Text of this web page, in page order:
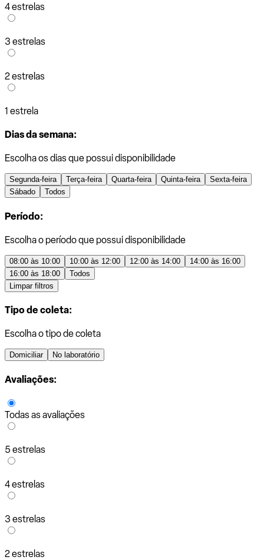
4 estrelas
3 estrelas
2 estrelas
1 estrela
Dias da semana:
Escolha os dias que possui disponibilidade
Segunda-feira Terça-feira Quarta-feira Quinta-feira
Sexta-feira
Sábado
Todos
Período:
Escolha o período que possui disponibilidade
08:00 às 10:00 10:00 às 12:00 12:00 às 14:00
14:00 às 16:00
16:00 às 18:00
Todos
Limpar filtros
Tipo de coleta:
Escolha o tipo de coleta
Domiciliar No laboratório
Avaliações:
Todas as avaliações
5 estrelas
4 estrelas
3 estrelas
2 estrelas